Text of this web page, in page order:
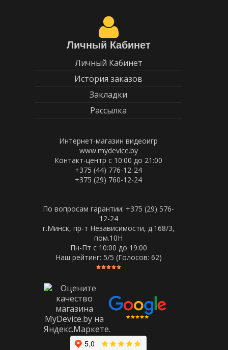
Личный Кабинет
Личный Кабинет
История заказов
Закладки
Рассылка
Интернет-магазин видеоигр
www.mydevice.by
Контакт-центр с 10:00 до 21:00
+375 (44) 776-12-24
+375 (29) 760-12-24
По вопросам гарантии: +375 (29) 576-
12-24
г.Минск, пр-т Независимости, д.168/3,
пом.10Н
Пн-Пт c 10:00 до 19:00
Наш рейтинг: 5/5 (Голосов: 62)